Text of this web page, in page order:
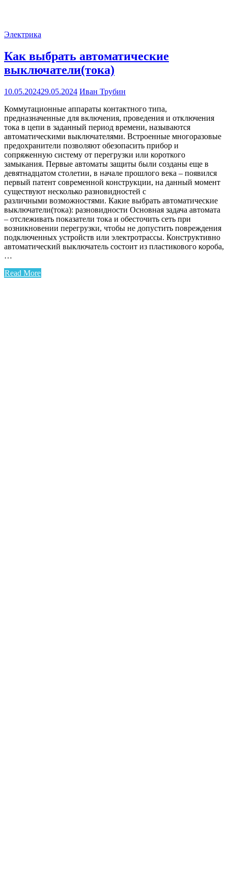
Электрика
Как выбрать автоматические
выключатели(тока)
10.05.202429.05.2024 Иван Трубин
Коммутационные аппараты контактного типа,
предназначенные для включения, проведения и отключения
тока в цепи в заданный период времени, называются
автоматическими выключателями. Встроенные многоразовые
предохранители позволяют обезопасить прибор и
сопряженную систему от перегрузки или короткого
замыкания. Первые автоматы защиты были созданы еще в
девятнадцатом столетии, в начале прошлого века – появился
первый патент современной конструкции, на данный момент
существуют несколько разновидностей с
различными возможностями. Какие выбрать автоматические
выключатели(тока): разновидности Основная задача автомата
– отслеживать показатели тока и обесточить сеть при
возникновении перегрузки, чтобы не допустить повреждения
подключенных устройств или электротрассы. Конструктивно
автоматический выключатель состоит из пластикового короба,
…
Read More